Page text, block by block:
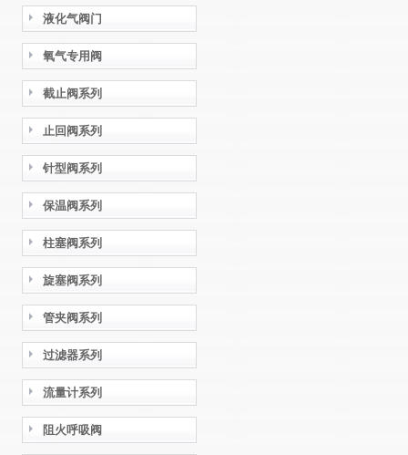
液化气阀门
氧气专用阀
截止阀系列
止回阀系列
针型阀系列
保温阀系列
柱塞阀系列
旋塞阀系列
管夹阀系列
过滤器系列
流量计系列
阻火呼吸阀